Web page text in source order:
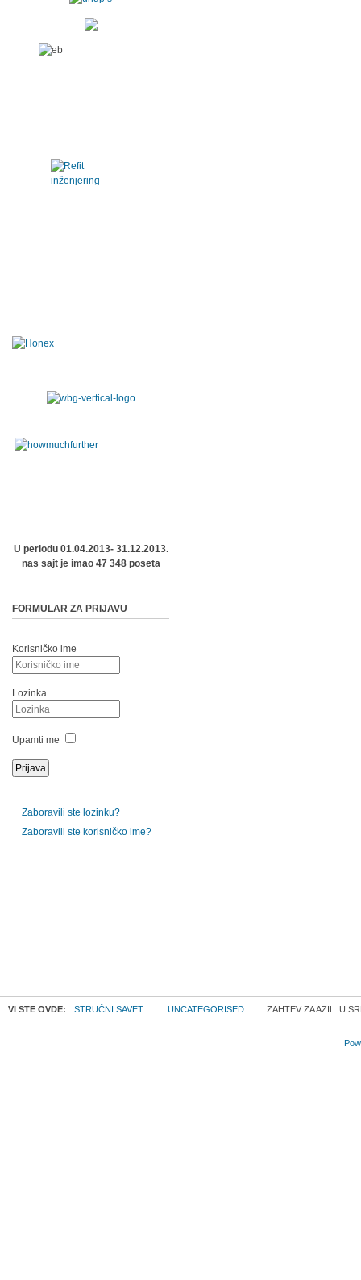
U periodu 01.04.2013- 31.12.2013.
nas sajt je imao 47 348 poseta
FORMULAR ZA PRIJAVU
Korisničko ime
Lozinka
Upamti me
Zaboravili ste lozinku?
Zaboravili ste korisničko ime?
VI STE OVDE: STRUČNI SAVET UNCATEGORISED ZAHTEV ZA AZIL: U